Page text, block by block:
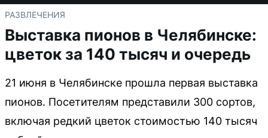
РАЗВЛЕЧЕНИЯ
Выставка пионов в Челябинске:
цветок за 140 тысяч и очередь
21 июня в Челябинске прошла первая выставка
пионов. Посетителям представили 300 сортов,
включая редкий цветок стоимостью 140 тысяч